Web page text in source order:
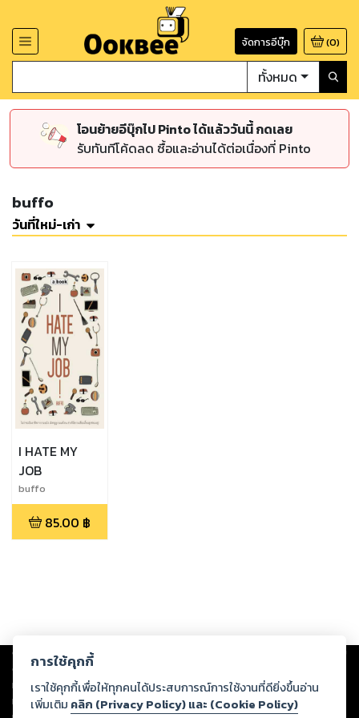
จัดการอีบุ๊ก (0)
ทั้งหมด
โอนย้ายอีบุ๊กไป Pinto ได้แล้ววันนี้ กดเลย
รับทันทีโค้ดลด ซื้อและอ่านได้ต่อเนื่องที่ Pinto
buffo
วันที่ใหม่-เก่า
I HATE MY
JOB
buffo
85.00 ฿
Copyright © 2026
ต่อผลงานหรือเนื้อหาใดที่อัปโหลดผ่านเว็บไซต์และปรากฏว่าละเมิดสิทธิใน
ทรัพย์สินทางปัญญาของบุคคลอื่นหรือขัดต่อกฎหมายและศีลธรรม ดังนั้น ผู้อ่าน
ทุกท่านโปรดใช้วิจารณญาณในการกลั่นกรองด้วยตนเอง และหากท่านพบว่าส่วน
การใช้คุกกี้
เราใช้คุกกี้เพื่อให้ทุกคนได้ประสบการณ์การใช้งานที่ดียิ่งขึ้นอ่าน
เพิ่มเติม คลิก (Privacy Policy) และ (Cookie Policy)